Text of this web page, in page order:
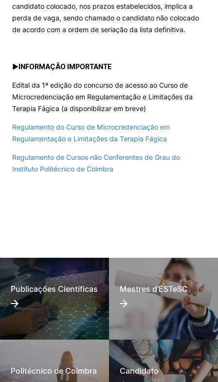
candidato colocado, nos prazos estabelecidos, implica a
perda de vaga, sendo chamado o candidato não colocado
de acordo com a ordem de seriação da lista definitiva.
►INFORMAÇÃO IMPORTANTE
Edital da 1ª edição do concurso de acesso ao Curso de
Microcredenciação em Regulamentação e Limitações da
Terapia Fágica (a disponibilizar em breve)
Regulamento do Curso de Microcredenciação em
Regulamentação e Limitações da Terapia Fágica
Regulamento de Cursos não Conferentes de Grau do
Instituto Politécnico de Coimbra
Publicações Científicas Mestres d'ESTeSC
Politécnico de Coimbra Candidato